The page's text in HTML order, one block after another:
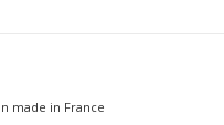
made in France